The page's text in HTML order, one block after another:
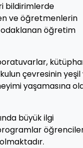
bildirimlerde
ve öğretmenlerin
odaklanan öğretim
çevresinin yeşil
yaşamasına
büyük ilgi